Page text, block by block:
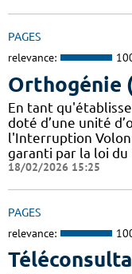
PAGES
relevance:
Orthogénie
En tant
doté d’une unité
l'Interruption
garanti par la loi du
18/02/2026 15:25
PAGES
relevance: